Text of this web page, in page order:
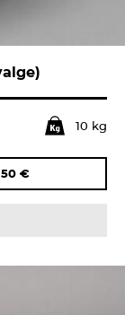
10 kg
50 €